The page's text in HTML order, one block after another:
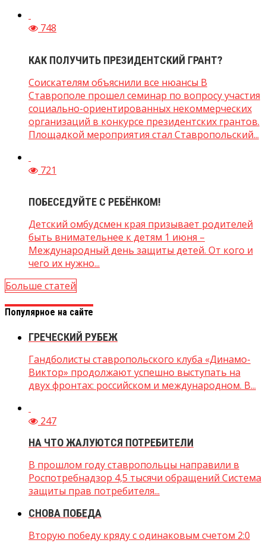
748
КАК ПОЛУЧИТЬ ПРЕЗИДЕНТСКИЙ ГРАНТ?
Соискателям объяснили все нюансы В
Ставрополе прошел семинар по вопросу участия
социально-ориентированных некоммерческих
организаций в конкурсе президентских грантов.
Площадкой мероприятия стал Ставропольский...
721
ПОБЕСЕДУЙТЕ С РЕБЁНКОМ!
Детский омбудсмен края призывает родителей
быть внимательнее к детям 1 июня –
Международный день защиты детей. От кого и
чего их нужно...
Больше статей
Популярное на сайте
ГРЕЧЕСКИЙ РУБЕЖ
Гандболисты ставропольского клуба «Динамо-
Виктор» продолжают успешно выступать на
двух фронтах: российском и международном. В...
247
НА ЧТО ЖАЛУЮТСЯ ПОТРЕБИТЕЛИ
В прошлом году ставропольцы направили в
Роспотребнадзор 4,5 тысячи обращений Система
защиты прав потребителя...
СНОВА ПОБЕДА
Вторую победу кряду с одинаковым счетом 2:0